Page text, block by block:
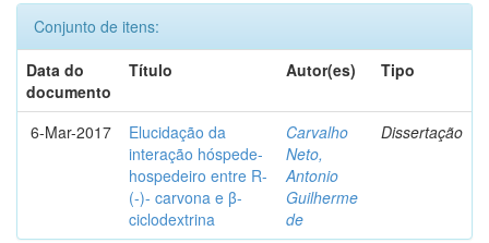
Conjunto de itens:
Data do
documento
Título Autor(es) Tipo
6-Mar-2017
Elucidação da
interação hóspede-
hospedeiro entre R-
(-)- carvona e β-
ciclodextrina
Carvalho
Neto,
Antonio
Guilherme
de
Dissertação